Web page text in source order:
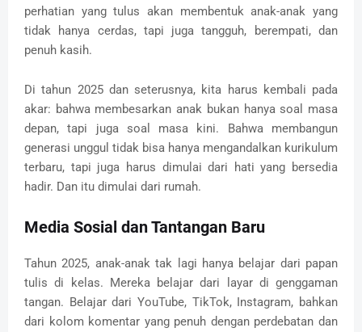
perhatian yang tulus akan membentuk anak-anak yang
tidak hanya cerdas, tapi juga tangguh, berempati, dan
penuh kasih.
Di tahun 2025 dan seterusnya, kita harus kembali pada
akar: bahwa membesarkan anak bukan hanya soal masa
depan, tapi juga soal masa kini. Bahwa membangun
generasi unggul tidak bisa hanya mengandalkan kurikulum
terbaru, tapi juga harus dimulai dari hati yang bersedia
hadir. Dan itu dimulai dari rumah.
Media Sosial dan Tantangan Baru
Tahun 2025, anak-anak tak lagi hanya belajar dari papan
tulis di kelas. Mereka belajar dari layar di genggaman
tangan. Belajar dari YouTube, TikTok, Instagram, bahkan
dari kolom komentar yang penuh dengan perdebatan dan